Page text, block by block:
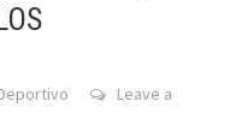
Leave a